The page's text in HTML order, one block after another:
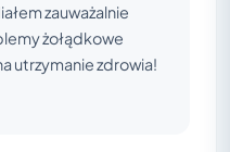
zauważalnie
żołądkowe
utrzymanie zdrowia!